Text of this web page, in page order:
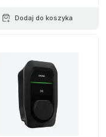
Dodaj do koszyka